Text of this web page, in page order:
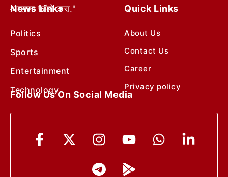
आम्हाला फॉलो करा."
News Links
Politics
Sports
Entertainment
Technology
Quick Links
About Us
Contact Us
Career
Privacy policy
Follow Us On Social Media